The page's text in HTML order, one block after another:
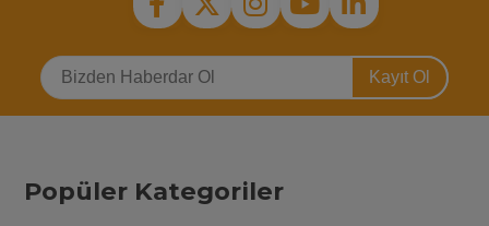
Kayıt Ol
Popüler Kategoriler